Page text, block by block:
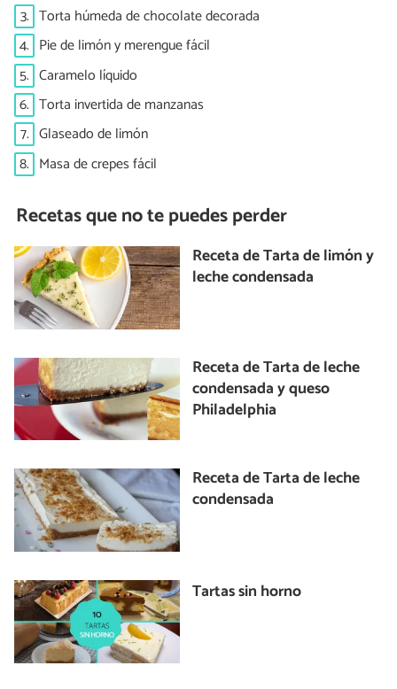
3. Torta húmeda de chocolate decorada
4. Pie de limón y merengue fácil
5. Caramelo líquido
6. Torta invertida de manzanas
7. Glaseado de limón
8. Masa de crepes fácil
Recetas que no te puedes perder
Receta de Tarta de limón y
leche condensada
Receta de Tarta de leche
condensada y queso
Philadelphia
Receta de Tarta de leche
condensada
Tartas sin horno